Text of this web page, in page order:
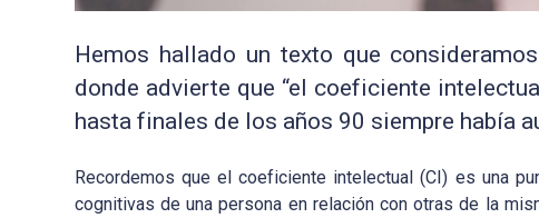
Hemos hallado un texto que
donde advierte que “el coeficiente
hasta finales de los años 90 siempre había
Recordemos que el coeficiente intelectual (CI) es una
cognitivas de una persona en relación con otras de la